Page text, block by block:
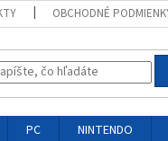
OBCHODNÉ
PC NINTENDO